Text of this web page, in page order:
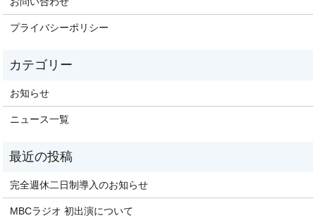
プライバシーポリシー
お知らせ
ニュース一覧
完全週休二日制導入のお知らせ
MBCラジオ 初出演について